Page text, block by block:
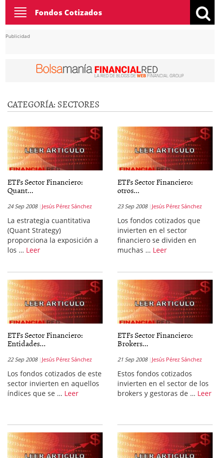
Toggle
navigation
Fondos Cotizados
Publicidad
CATEGORÍA: SECTORES
ETFs Sector Financiero:
Quant...
24 Sep 2008 Jesús Pérez Sánchez
La estrategia cuantitativa
(Quant Strategy)
proporciona la exposición a
los … Leer
ETFs Sector Financiero:
otros...
23 Sep 2008 Jesús Pérez Sánchez
Los fondos cotizados que
invierten en el sector
financiero se dividen en
muchas … Leer
ETFs Sector Financiero:
Entidades...
22 Sep 2008 Jesús Pérez Sánchez
Los fondos cotizados de este
sector invierten en aquellos
índices que se … Leer
ETFs Sector Financiero:
Brokers...
21 Sep 2008 Jesús Pérez Sánchez
Estos fondos cotizados
invierten en el sector de los
brokers y gestoras de … Leer